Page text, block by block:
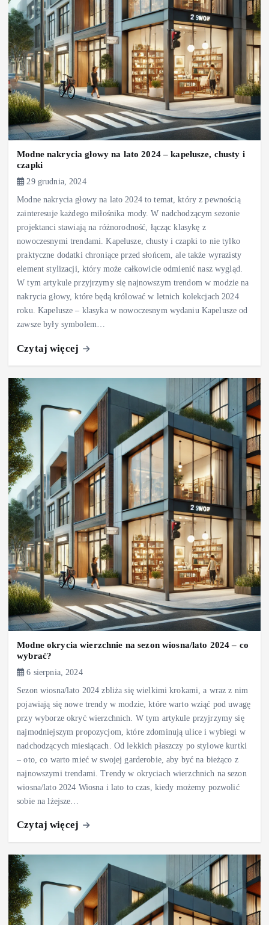
Modne nakrycia głowy na lato 2024 – kapelusze, chusty i
czapki
29 grudnia, 2024
Modne nakrycia głowy na lato 2024 to temat, który z pewnością
zainteresuje każdego miłośnika mody. W nadchodzącym sezonie
projektanci stawiają na różnorodność, łącząc klasykę z
nowoczesnymi trendami. Kapelusze, chusty i czapki to nie tylko
praktyczne dodatki chroniące przed słońcem, ale także wyrazisty
element stylizacji, który może całkowicie odmienić nasz wygląd.
W tym artykule przyjrzymy się najnowszym trendom w modzie na
nakrycia głowy, które będą królować w letnich kolekcjach 2024
roku. Kapelusze – klasyka w nowoczesnym wydaniu Kapelusze od
zawsze były symbolem…
Czytaj więcej
Modne okrycia wierzchnie na sezon wiosna/lato 2024 – co
wybrać?
6 sierpnia, 2024
Sezon wiosna/lato 2024 zbliża się wielkimi krokami, a wraz z nim
pojawiają się nowe trendy w modzie, które warto wziąć pod uwagę
przy wyborze okryć wierzchnich. W tym artykule przyjrzymy się
najmodniejszym propozycjom, które zdominują ulice i wybiegi w
nadchodzących miesiącach. Od lekkich płaszczy po stylowe kurtki
– oto, co warto mieć w swojej garderobie, aby być na bieżąco z
najnowszymi trendami. Trendy w okryciach wierzchnich na sezon
wiosna/lato 2024 Wiosna i lato to czas, kiedy możemy pozwolić
sobie na lżejsze…
Czytaj więcej